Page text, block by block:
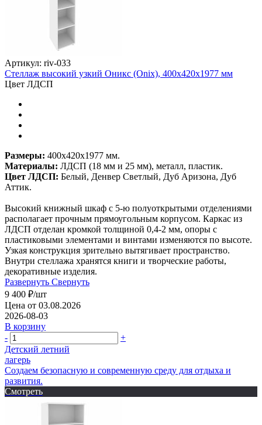
Артикул: riv-033
Стеллаж высокий узкий Оникс (Onix), 400х420х1977 мм
Цвет ЛДСП
Размеры: 400х420х1977 мм.
Материалы: ЛДСП (18 мм и 25 мм), металл, пластик.
Цвет ЛДСП: Белый, Денвер Светлый, Дуб Аризона, Дуб
Аттик.
Высокий книжный шкаф с 5-ю полуоткрытыми отделениями
располагает прочным прямоугольным корпусом. Каркас из
ЛДСП отделан кромкой толщиной 0,4-2 мм, опоры с
пластиковыми элементами и винтами изменяются по высоте.
Узкая конструкция зрительно вытягивает пространство.
Внутри стеллажа хранятся книги и творческие работы,
декоративные изделия.
Развернуть Свернуть
9 400 ₽/шт
Цена от 03.08.2026
2026-08-03
В корзину
-
+
Детский летний
лагерь
Создаем безопасную и современную среду для отдыха и
развития.
Смотреть